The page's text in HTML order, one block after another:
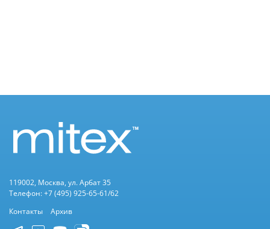
119002, Москва, ул. Арбат 35
Телефон: +7 (495) 925-65-61/62
Контакты
Архив